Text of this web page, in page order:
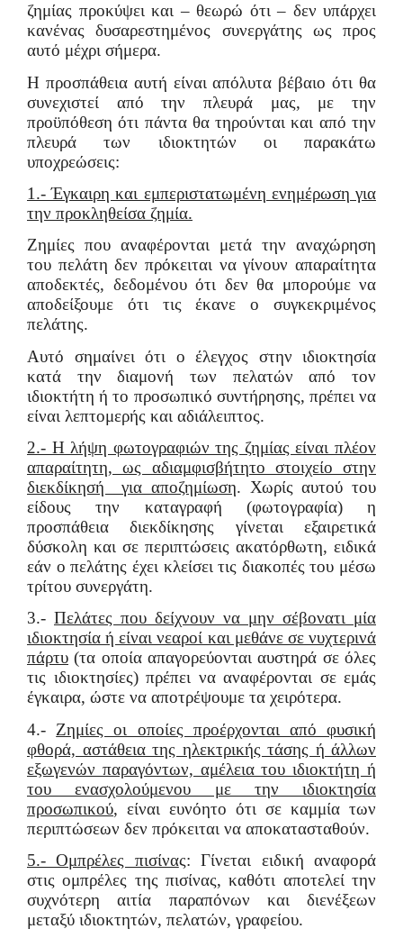
ζημίας προκύψει και – θεωρώ ότι – δεν υπάρχει
κανένας δυσαρεστημένος συνεργάτης ως προς
αυτό μέχρι σήμερα.
Η προσπάθεια αυτή είναι απόλυτα βέβαιο ότι θα
συνεχιστεί από την πλευρά μας, με την
προϋπόθεση ότι πάντα θα τηρούνται και από την
πλευρά των ιδιοκτητών οι παρακάτω
υποχρεώσεις:
1.- Έγκαιρη και εμπεριστατωμένη ενημέρωση για
την προκληθείσα ζημία.
Ζημίες που αναφέρονται μετά την αναχώρηση
του πελάτη δεν πρόκειται να γίνουν απαραίτητα
αποδεκτές, δεδομένου ότι δεν θα μπορούμε να
αποδείξουμε ότι τις έκανε ο συγκεκριμένος
πελάτης.
Αυτό σημαίνει ότι ο έλεγχος στην ιδιοκτησία
κατά την διαμονή των πελατών από τον
ιδιοκτήτη ή το προσωπικό συντήρησης, πρέπει να
είναι λεπτομερής και αδιάλειπτος.
2.- Η λήψη φωτογραφιών της ζημίας είναι πλέον
απαραίτητη, ως αδιαμφισβήτητο στοιχείο στην
διεκδίκησή για αποζημίωση. Χωρίς αυτού του
είδους την καταγραφή (φωτογραφία) η
προσπάθεια διεκδίκησης γίνεται εξαιρετικά
δύσκολη και σε περιπτώσεις ακατόρθωτη, ειδικά
εάν ο πελάτης έχει κλείσει τις διακοπές του μέσω
τρίτου συνεργάτη.
3.- Πελάτες που δείχνουν να μην σέβονατι μία
ιδιοκτησία ή είναι νεαροί και μεθάνε σε νυχτερινά
πάρτυ (τα οποία απαγορεύονται αυστηρά σε όλες
τις ιδιοκτησίες) πρέπει να αναφέρονται σε εμάς
έγκαιρα, ώστε να αποτρέψουμε τα χειρότερα.
4.- Ζημίες οι οποίες προέρχονται από φυσική
φθορά, αστάθεια της ηλεκτρικής τάσης ή άλλων
εξωγενών παραγόντων, αμέλεια του ιδιοκτήτη ή
του ενασχολούμενου με την ιδιοκτησία
προσωπικού, είναι ευνόητο ότι σε καμμία των
περιπτώσεων δεν πρόκειται να αποκατασταθούν.
5.- Ομπρέλες πισίνας: Γίνεται ειδική αναφορά
στις ομπρέλες της πισίνας, καθότι αποτελεί την
συχνότερη αιτία παραπόνων και διενέξεων
μεταξύ ιδιοκτητών, πελατών, γραφείου.